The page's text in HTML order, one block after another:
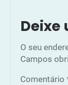
Deixe
O seu
Campos
Comentário